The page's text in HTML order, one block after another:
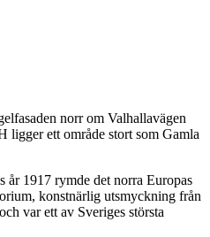
norr om Valhallavägen
ligger ett område stort som Gamla
1917 rymde det norra Europas
konstnärlig utsmyckning från
var ett av Sveriges största